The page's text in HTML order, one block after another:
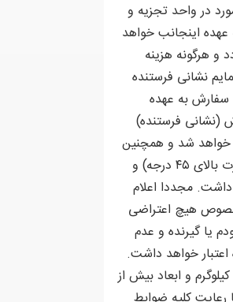
در واحد تجزیه و
اینجانب خواهد
و هرگونه هزینه
نشانی فرستنده
سفارش به عهده
اظهار شده به هنگام ثبت سفارش (نشانی فرستنده)
خواهد شد و همچنین
تعهد می نمایم هیچ گونه ادعایی در این خصوص نخواهم داشت. همچنین در شرایط آب و هوایی بارانی یا برفی و یا مناطق گرمسیر (درجه حرارت بالای ۴۵ درجه) و
مجددا اعلام
خصوص هیچ اعتراضی
یا گیرنده و عدم
خواهد داشت.
تعهد می نمایم که کالای قاچاق ، فاسد شدنی ، ممنوعات پستی ( مبتنی بر لیست سازمان تنظیم مقررات)، مایعات و مرسولات با وزن بیش از ۳۰ کیلوگرم و ابعاد بیش از